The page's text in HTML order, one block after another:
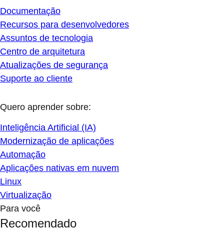
Documentação
Recursos para desenvolvedores
Assuntos de tecnologia
Centro de arquitetura
Atualizações de segurança
Suporte ao cliente
Quero aprender sobre:
Inteligência Artificial (IA)
Modernização de aplicações
Automação
Aplicações nativas em nuvem
Linux
Virtualização
Para você
Recomendado